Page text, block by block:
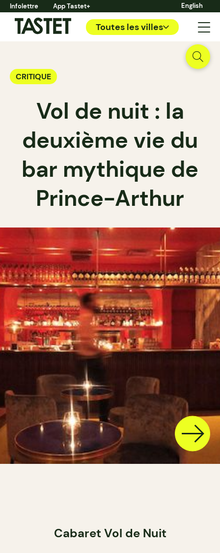
Infolettre App Tastet+ English
Toutes les villes
CRITIQUE
Vol de nuit : la
deuxième vie du
bar mythique de
Prince-Arthur
Cabaret Vol de Nuit